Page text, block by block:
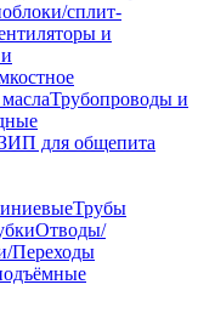
сплит-
и
Трубопроводы и
для общепита
Трубы
Отводы/
Переходы